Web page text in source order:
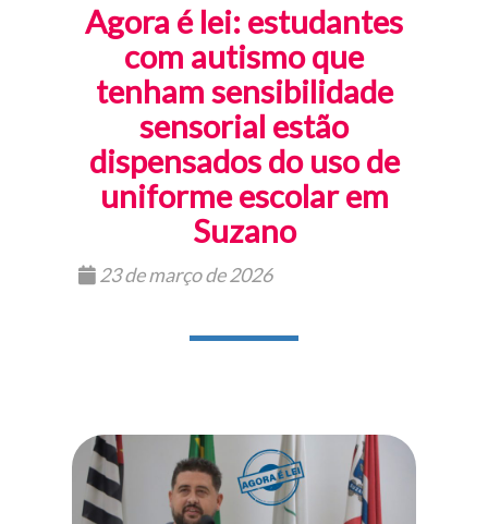
Agora é lei: estudantes
com autismo que
tenham sensibilidade
sensorial estão
dispensados do uso de
uniforme escolar em
Suzano
23 de março de 2026